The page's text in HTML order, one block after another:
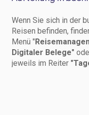
Wenn Sie sich in der
Reisen befinden,
Menü "
Digitaler Belege"
jeweils im Reiter